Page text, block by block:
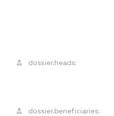
dossier.heads:
dossier.beneficiaries: